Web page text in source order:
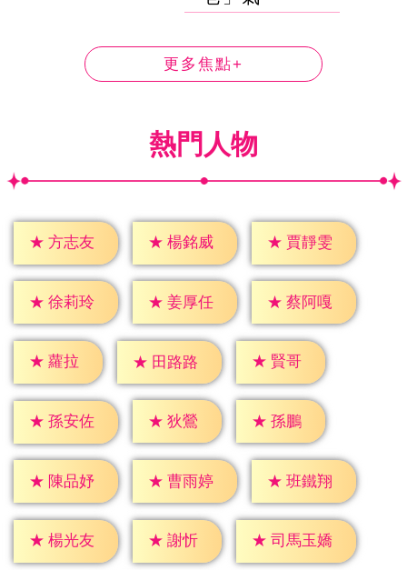
更多焦點+
熱門人物
★ 方志友 ★ 楊銘威 ★ 賈靜雯
★ 徐莉玲 ★ 姜厚任 ★ 蔡阿嘎
★ 蘿拉 ★ 田路路 ★ 賢哥
★ 孫安佐 ★ 狄鶯 ★ 孫鵬
★ 陳品妤 ★ 曹雨婷 ★ 班鐵翔
★ 楊光友 ★ 謝忻 ★ 司馬玉嬌